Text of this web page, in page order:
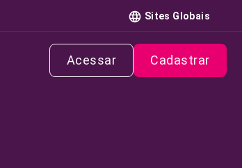
Sites Globais
Acessar Cadastrar